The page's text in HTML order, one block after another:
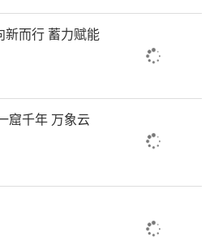
可支配收入19766元，增
均可支配收入增速高出城
数效应。城乡之间，
的转变悄然发生。
是我省持续巩固拓展脱
现代农业带来的磁吸效
帮扶机制不断优化，投
新而行 蓄力赋能
窟千年 万象云